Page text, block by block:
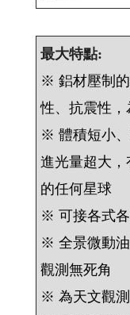
最大特點:
※ 鋁材壓制
性、抗震性
※ 體積短小、
進光量超大
的任何星球
※ 可接各式
※ 全景微動
觀測無死角
※ 為天文觀